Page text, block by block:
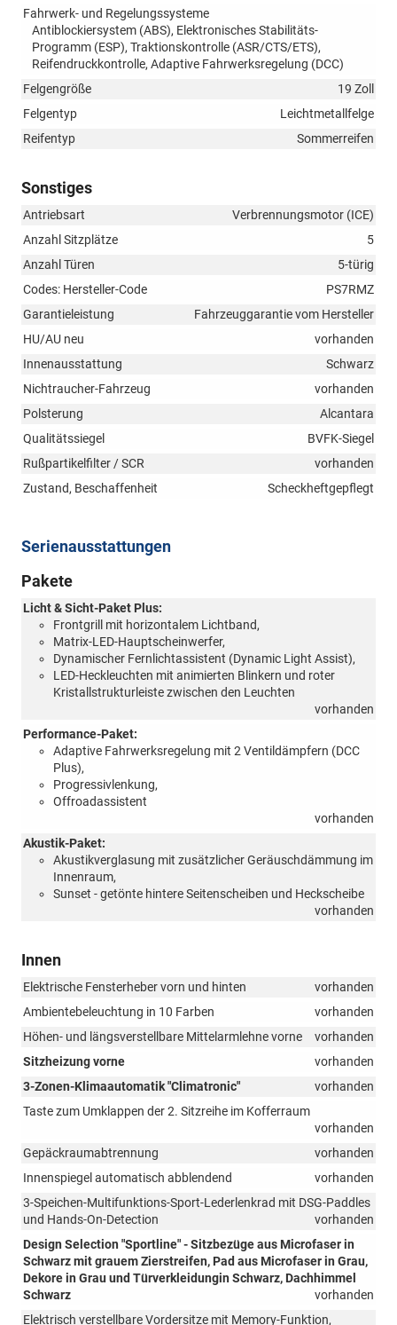
Fahrwerk- und Regelungssysteme
Antiblockiersystem (ABS), Elektronisches Stabilitäts-
Programm (ESP), Traktionskontrolle (ASR/CTS/ETS),
Reifendruckkontrolle, Adaptive Fahrwerksregelung (DCC)
Felgengröße
19 Zoll
Felgentyp
Leichtmetallfelge
Reifentyp
Sommerreifen
Sonstiges
Antriebsart
Verbrennungsmotor (ICE)
Anzahl Sitzplätze
5
Anzahl Türen
5-türig
Codes: Hersteller-Code
PS7RMZ
Garantieleistung
Fahrzeuggarantie vom Hersteller
HU/AU neu
vorhanden
Innenausstattung
Schwarz
Nichtraucher-Fahrzeug
vorhanden
Polsterung
Alcantara
Qualitätssiegel
BVFK-Siegel
Rußpartikelfilter / SCR
vorhanden
Zustand, Beschaffenheit
Scheckheftgepflegt
Serienausstattungen
Pakete
Licht & Sicht-Paket Plus:
Frontgrill mit horizontalem Lichtband,
Matrix-LED-Hauptscheinwerfer,
Dynamischer Fernlichtassistent (Dynamic Light Assist),
LED-Heckleuchten mit animierten Blinkern und roter
Kristallstrukturleiste zwischen den Leuchten
vorhanden
Performance-Paket:
Adaptive Fahrwerksregelung mit 2 Ventildämpfern (DCC
Plus),
Progressivlenkung,
Offroadassistent
vorhanden
Akustik-Paket:
Akustikverglasung mit zusätzlicher Geräuschdämmung im
Innenraum,
Sunset - getönte hintere Seitenscheiben und Heckscheibe
vorhanden
Innen
Elektrische Fensterheber vorn und hinten
vorhanden
Ambientebeleuchtung in 10 Farben
vorhanden
Höhen- und längsverstellbare Mittelarmlehne vorne
vorhanden
Sitzheizung vorne
vorhanden
3-Zonen-Klimaautomatik "Climatronic"
vorhanden
Taste zum Umklappen der 2. Sitzreihe im Kofferraum
vorhanden
Gepäckraumabtrennung
vorhanden
Innenspiegel automatisch abblendend
vorhanden
3-Speichen-Multifunktions-Sport-Lederlenkrad mit DSG-Paddles
und Hands-On-Detection
vorhanden
Design Selection "Sportline" - Sitzbezüge aus Microfaser in
Schwarz mit grauem Zierstreifen, Pad aus Microfaser in Grau,
Dekore in Grau und Türverkleidungin Schwarz, Dachhimmel
Schwarz
vorhanden
Elektrisch verstellbare Vordersitze mit Memory-Funktion,